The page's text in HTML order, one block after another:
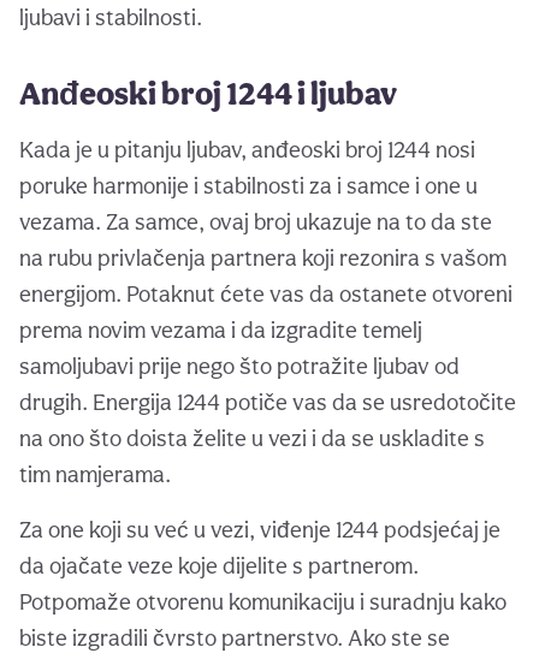
ljubavi i stabilnosti.
Anđeoski broj 1244 i ljubav
Kada je u pitanju ljubav, anđeoski broj 1244 nosi
poruke harmonije i stabilnosti za i samce i one u
vezama. Za samce, ovaj broj ukazuje na to da ste
na rubu privlačenja partnera koji rezonira s vašom
energijom. Potaknut ćete vas da ostanete otvoreni
prema novim vezama i da izgradite temelj
samoljubavi prije nego što potražite ljubav od
drugih. Energija 1244 potiče vas da se usredotočite
na ono što doista želite u vezi i da se uskladite s
tim namjerama.
Za one koji su već u vezi, viđenje 1244 podsjećaj je
da ojačate veze koje dijelite s partnerom.
Potpomaže otvorenu komunikaciju i suradnju kako
biste izgradili čvrsto partnerstvo. Ako ste se